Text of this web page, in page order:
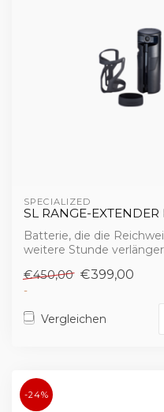
SPECIALIZED
SL RANGE-EXTENDER
Batterie, die die
weitere Stunde
€450,00 €399,00
-
Vergleichen
-24%